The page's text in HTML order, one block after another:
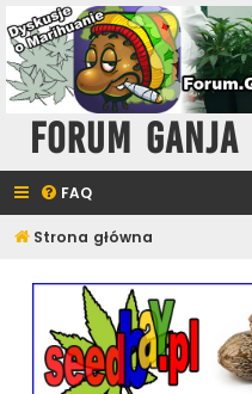
Forum
FAQ
Strona główna